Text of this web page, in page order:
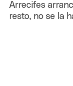
Arrecifes
resto, no se la